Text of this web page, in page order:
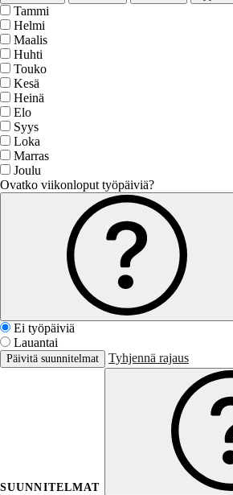
Tammi
Helmi
Maalis
Huhti
Touko
Kesä
Heinä
Elo
Syys
Loka
Marras
Joulu
Ovatko viikonloput työpäiviä?
Ei työpäiviä
Lauantai
Päivitä suunnitelmat Tyhjennä rajaus
SUUNNITELMAT